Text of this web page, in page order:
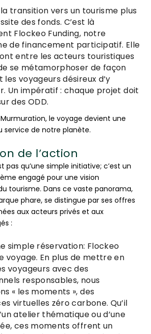
transition vers un tourisme plus
des fonds. C’est là
Flockeo Funding, notre
de financement participatif. Elle
entre les acteurs touristiques
se métamorphoser de façon
voyageurs désireux d’y
Un impératif : chaque projet doit
des ODD.
le voyage devient une
service de notre planète.
de l’action
pas qu’une simple initiative; c’est un
engagé pour une vision
tourisme. Dans ce vaste panorama,
phare, se distingue par ses offres
aux acteurs privés et aux
:
simple réservation: Flockeo
voyage. En plus de mettre en
voyageurs avec des
responsables, nous
« les moments », des
virtuelles zéro carbone. Qu’il
atelier thématique ou d’une
ces moments offrent un